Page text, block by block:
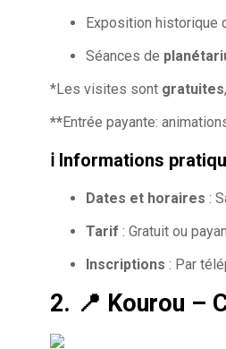
Exposition historique
Séances de
*Les visites sont gratuites
**Entrée payante:
ℹ️ Informations
Dates et horaires :
Tarif : Gratuit ou
Inscriptions : Par
2. 📍 Kourou –